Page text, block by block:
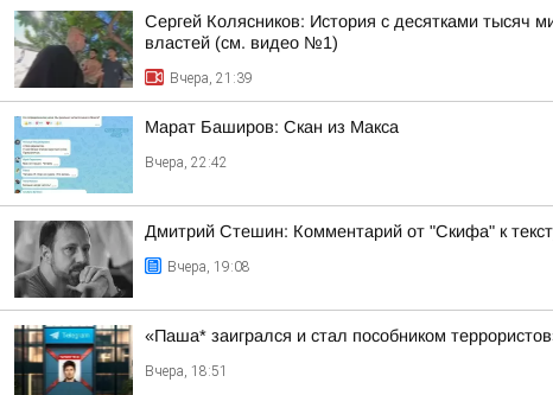
Сергей Колясников: История с десятками тысяч
властей (см. видео №1)
Вчера, 21:39
Марат Баширов: Скан из Макса
Вчера, 22:42
Дмитрий Стешин: Комментарий от "Скифа" к
Вчера, 19:08
«Паша* заигрался и стал пособником
Вчера, 18:51